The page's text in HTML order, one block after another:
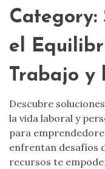
Category:
el
Trabajo y
Descubre
la vida laboral y
para
enfrentan desafíos
recursos te